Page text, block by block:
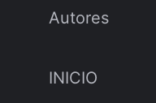
Autores
INICIO